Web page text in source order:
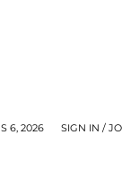
6, 2026 SIGN IN /